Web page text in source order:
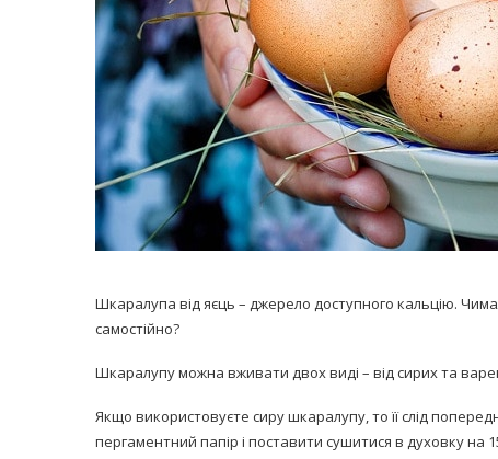
Шкаралупа від яєць – джерело доступного кальцію.
самостійно?
Шкаралупу можна вживати двох виді – від сирих та
Якщо використовуєте сиру шкаралупу, то її слід
пергаментний папір і поставити сушитися в духовку на
принимать
никакого кипятка
30/Січ/2021
Лікарі назвали
коронавірусу в
14/Бер/2020